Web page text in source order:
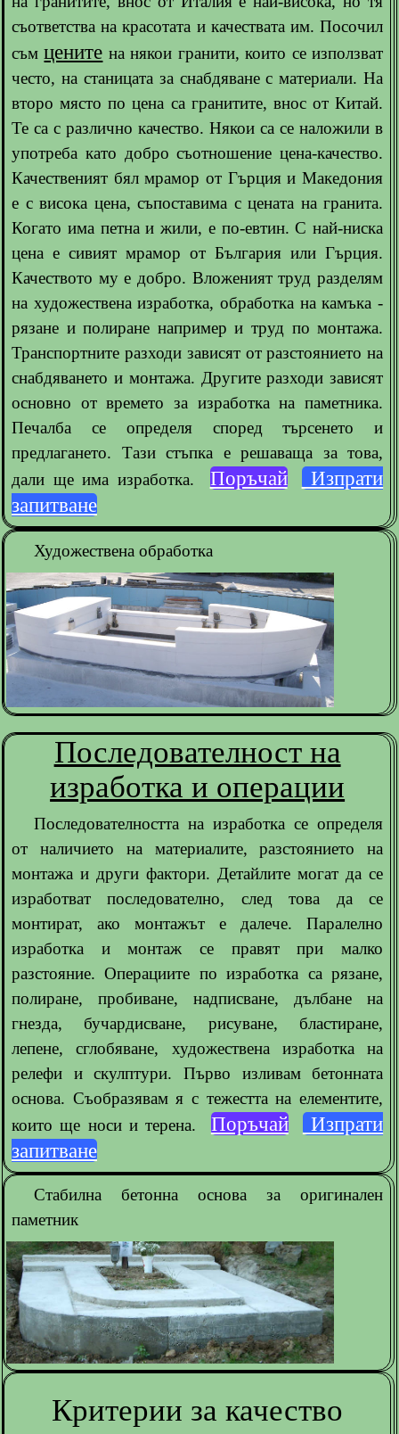
съответства на красотата и качествата им. Посочил
съмцените на някои гранити, които се използват
често, на станицата за снабдяване с материали. На
второ място по цена са гранитите, внос от Китай.
Те са с различно качество. Някои са се наложили в
употреба като добро съотношение цена-качество.
Качественият бял мрамор от Гърция и Македония
е с висока цена, съпоставима с цената на гранита.
Когато има петна и жили, е по-евтин. С най-ниска
цена е сивият мрамор от България или Гърция.
Качеството му е добро. Вложеният труд разделям
на художествена изработка, обработка на камъка -
рязане и полиране например и труд по монтажа.
Транспортните разходи зависят от разстоянието на
снабдяването и монтажа. Другите разходи зависят
основно от времето за изработка на паметника.
Печалба се определя според търсенето и
предлагането. Тази стъпка е решаваща за това,
дали ще има изработка.
Поръчай
Изпрати
запитване
Художествена обработка
Последователност на
изработка и операции
Последователността на изработка се определя
от наличието на материалите, разстоянието на
монтажа и други фактори. Детайлите могат да се
изработват последователно, след това да се
монтират, ако монтажът е далече. Паралелно
изработка и монтаж се правят при малко
разстояние. Операциите по изработка са рязане,
полиране, пробиване, надписване, дълбане на
гнезда, бучардисване, рисуване, бластиране,
лепене, сглобяване, художествена изработка на
релефи и скулптури. Първо изливам бетонната
основа. Съобразявам я с тежестта на елементите,
които ще носи и терена.
Поръчай
Изпрати
запитване
Стабилна бетонна основа за оригинален
паметник
Критерии за качество